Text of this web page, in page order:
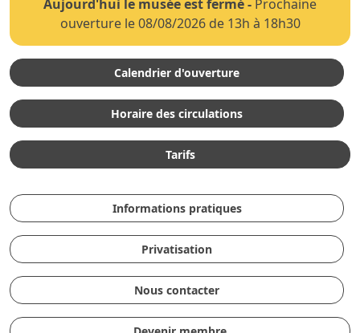
Aujourd'hui le musée est fermé- Prochaine
ouverture le 08/08/2026 de 13h à 18h30
Calendrier d'ouverture
Horaire des circulations
Tarifs
Informations pratiques
Privatisation
Nous contacter